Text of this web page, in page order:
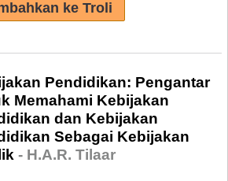
Pendidikan: Pengantar
Memahami Kebijakan
dan Kebijakan
Sebagai Kebijakan
- H.A.R. Tilaar